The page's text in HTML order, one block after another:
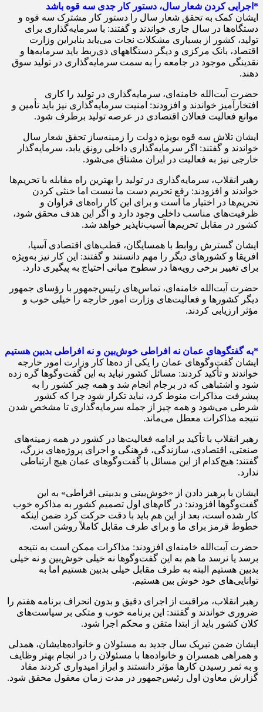
*اجرایی کردن شعار سال، دستور کار جدی سه قوه باشد
ایشان کمک به تحقق شعار سال را دستور کار مشترک سه قوه و
دستگاه‌ها در سال جاری خواندند و گفتند: با سرمایه‌گذاری برای
تولید، کشور از بسیاری مشکلات نجات می‌یابد بنابراین وزارت
اقتصاد، بانک مرکزی و دیگر دستگاههای ذی‌ربط باید سرمایه‌ها و
نقدینگی موجود در جامعه را به سمت سرمایه‌گذاری در تولید سوق
دهند.
حضرت آیت‌الله خامنه‌ای، سرمایه‌گذاری در تولید را کاری
افتخارآمیز خواندند و افزودند: امنیت سرمایه‌گذاری نیز باید تأمین و
موانع فعالیت فعالان اقتصادی در عرصه تولید برطرف شود.
ایشان تلاش سه قوه بویژه دولت را زمینه‌ساز تحقق شعار سال
خواندند و گفتند: اگر سرمایه‌گذاری داخلی رونق یابد، سرمایه‌گذار
خارجی نیز به فعالیت در ایران مشتاق می‌شود.
رهبر انقلاب، سرمایه‌گذاری در تولید را بهترین راه مقابله با تحریم‌ها
خواندند و افزودند: رفع تحریم دست ما نیست اما خنثی کردن
تحریم‌ها در اختیار ما است و برای این کار راه‌های فراوان و
ظرفیت‌های مناسب داخلی وجود دارد و اگر این هدف محقق شود،
کشور در مقابل تحریم‌ها آسیب‌ناپذیر خواهد شد.
ایشان گسترش روابط با همسایگان، قطب‌های اقتصادی آسیا،
افریقا و کشورهای دیگر را مهم دانستند و گفتند: این کار نیز به‌ویژه
برای تغییر برخی رویه‌ها در سطوح میانی احتیاج به پیگیری دارد.
حضرت آیت‌الله خامنه‌ای، تماس‌های رئیس‌جمهور با رؤسای جمهور
دیگر کشورها و فعالیت‌های وزارت امور خارجه را خیلی خوب و
مؤثر ارزیابی کردند.
*به گفتگوهای عمان نه افراطی خوش‌بین و نه افراطی بدبین هستیم
ایشان گفت‌وگوهای عمان را یکی از ده‌ها کار وزارت امور خارجه
خواندند و تأکید کردند: مسائل کشور نباید به این گفت‌وگوها گره زده
شود و اشتباهی که در برجام انجام شد و همه چیز کشور را به
پیشرفت مذاکرات منوط کرد، نباید تکرار شود چرا که کشور
شرطی می‌شود و همه چیز از جمله سرمایه‌گذاری تا مشخص شدن
نتیجه مذاکرات معطل می‌ماند.
رهبر انقلاب با تأکید بر ادامه فعالیت‌ها در کشور در همه زمینه‌های
صنعتی، اقتصادی، سازندگی، فرهنگی و اجرای پروژه‌های بزرگ،
گفتند: هیچ‌کدام از این مسائل با گفت‌وگوهای عمان هیچ ارتباطی
ندارد.
ایشان با پرهیز دادن از «خوش‌بینی و بدبینی افراطی» به این
گفت‌وگوها افزودند: در گام‌های اول تصمیم کشور به مذاکره خوب
کار شده است، بعد از این هم باید با دقت حرکت کرد ضمن اینکه
خطوط قرمز برای ما و برای طرف مقابل کاملاً روشن است.
حضرت آیت‌الله خامنه‌ای افزودند: مذاکرات ممکن است به نتیجه
برسد یا نرسد ما هم به این گفت‌وگوها نه خیلی خوش‌بین و نه خیلی
بدبین هستیم البته به طرف مقابل خیلی بدبین هستیم اما به
توانایی‌های خود خوش بین هستیم.
رهبر انقلاب، مراقبت از اجرای دقیق و بدون انحراف برنامه هفتم را
ضروری خواندند و گفتند: این برنامه خوب و متکی بر سیاست‌های
کلان کشور باید از ابتدا متقن و محکم اجرا شود.
ایشان ضمن تبریک سال جدید به مسئولان و خانواده‌هایشان، همدلی
و همراهی همسران و خانواده‌ها با مسئولان را در انجام بهتر وظایف
و به ثمر رسیدن کارها مؤثر دانستند و ابراز امیدواری کردند مفاد
گزارش معاون اول رئیس‌جمهور در مدت زمان معقول محقق شود.